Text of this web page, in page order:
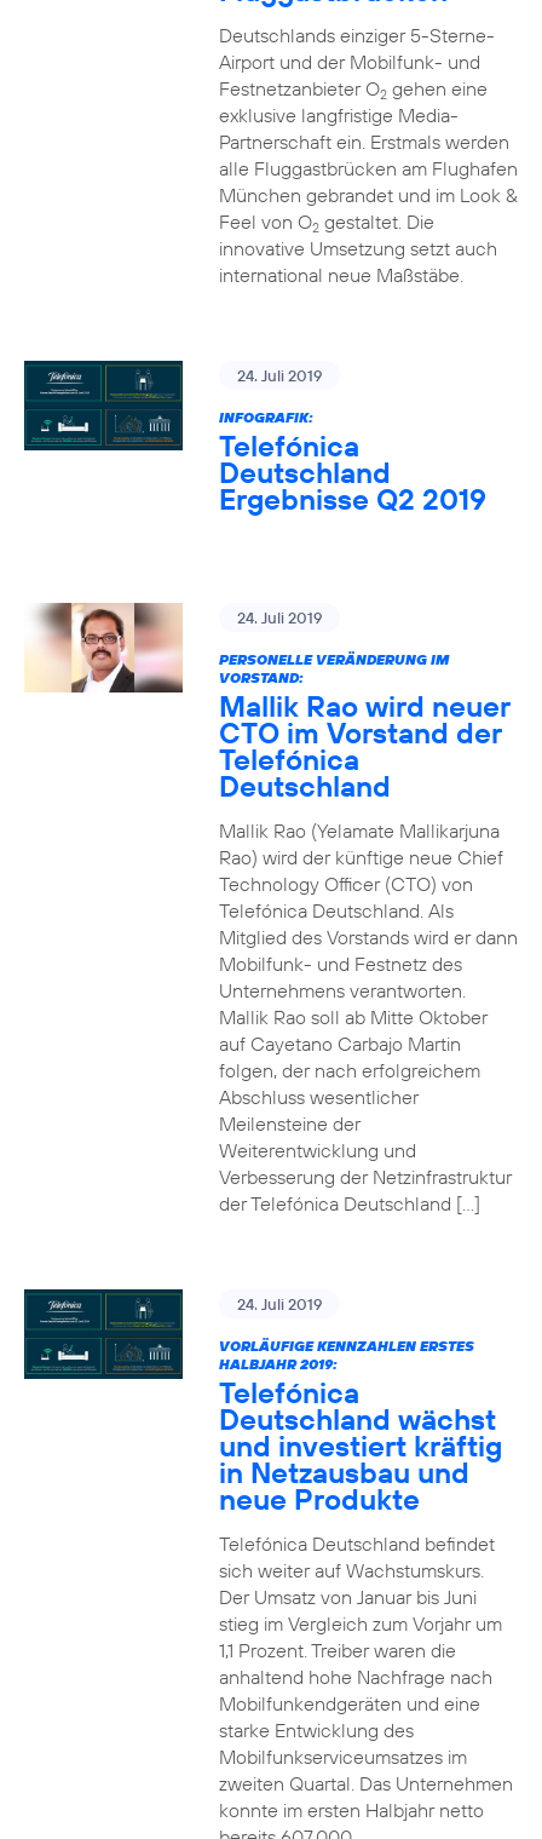
Deutschlands einziger 5-Sterne-
Airport und der Mobilfunk- und
Festnetzanbieter O2gehen eine
exklusive langfristige Media-
Partnerschaft ein. Erstmals werden
alle Fluggastbrücken am Flughafen
München gebrandet und im Look &
Feel von O2gestaltet. Die
innovative Umsetzung setzt auch
international neue Maßstäbe.
24. Juli 2019
INFOGRAFIK:
Telefónica
Deutschland
Ergebnisse Q2 2019
24. Juli 2019
PERSONELLE VERÄNDERUNG IM
VORSTAND:
Mallik Rao wird neuer
CTO im Vorstand der
Telefónica
Deutschland
Mallik Rao (Yelamate Mallikarjuna
Rao) wird der künftige neue Chief
Technology Officer (CTO) von
Telefónica Deutschland. Als
Mitglied des Vorstands wird er dann
Mobilfunk- und Festnetz des
Unternehmens verantworten.
Mallik Rao soll ab Mitte Oktober
auf Cayetano Carbajo Martin
folgen, der nach erfolgreichem
Abschluss wesentlicher
Meilensteine der
Weiterentwicklung und
Verbesserung der Netzinfrastruktur
der Telefónica Deutschland […]
24. Juli 2019
VORLÄUFIGE KENNZAHLEN ERSTES
HALBJAHR 2019:
Telefónica
Deutschland wächst
und investiert kräftig
in Netzausbau und
neue Produkte
Telefónica Deutschland befindet
sich weiter auf Wachstumskurs.
Der Umsatz von Januar bis Juni
stieg im Vergleich zum Vorjahr um
1,1 Prozent. Treiber waren die
anhaltend hohe Nachfrage nach
Mobilfunkendgeräten und eine
starke Entwicklung des
Mobilfunkserviceumsatzes im
zweiten Quartal. Das Unternehmen
konnte im ersten Halbjahr netto